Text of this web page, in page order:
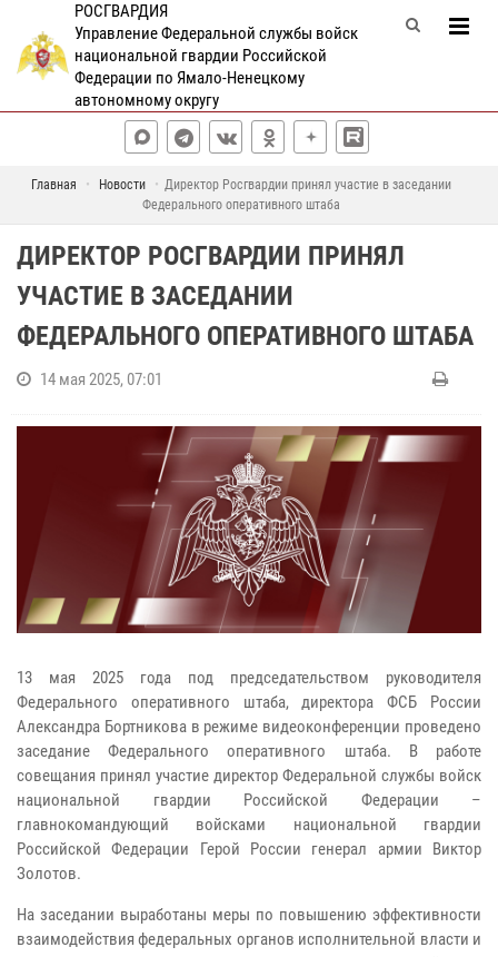
РОСГВАРДИЯ
Управление Федеральной службы войск
национальной гвардии Российской
Федерации по Ямало-Ненецкому
автономному округу
Главная Новости
Директор Росгвардии принял участие в заседании
Федерального оперативного штаба
ДИРЕКТОР РОСГВАРДИИ ПРИНЯЛ
УЧАСТИЕ В ЗАСЕДАНИИ
ФЕДЕРАЛЬНОГО ОПЕРАТИВНОГО ШТАБА
14 мая 2025, 07:01
13 мая 2025 года под председательством руководителя
Федерального оперативного штаба, директора ФСБ России
Александра Бортникова в режиме видеоконференции проведено
заседание Федерального оперативного штаба. В работе
совещания принял участие директор Федеральной службы войск
национальной гвардии Российской Федерации –
главнокомандующий войсками национальной гвардии
Российской Федерации Герой России генерал армии Виктор
Золотов.
На заседании выработаны меры по повышению эффективности
взаимодействия федеральных органов исполнительной власти и